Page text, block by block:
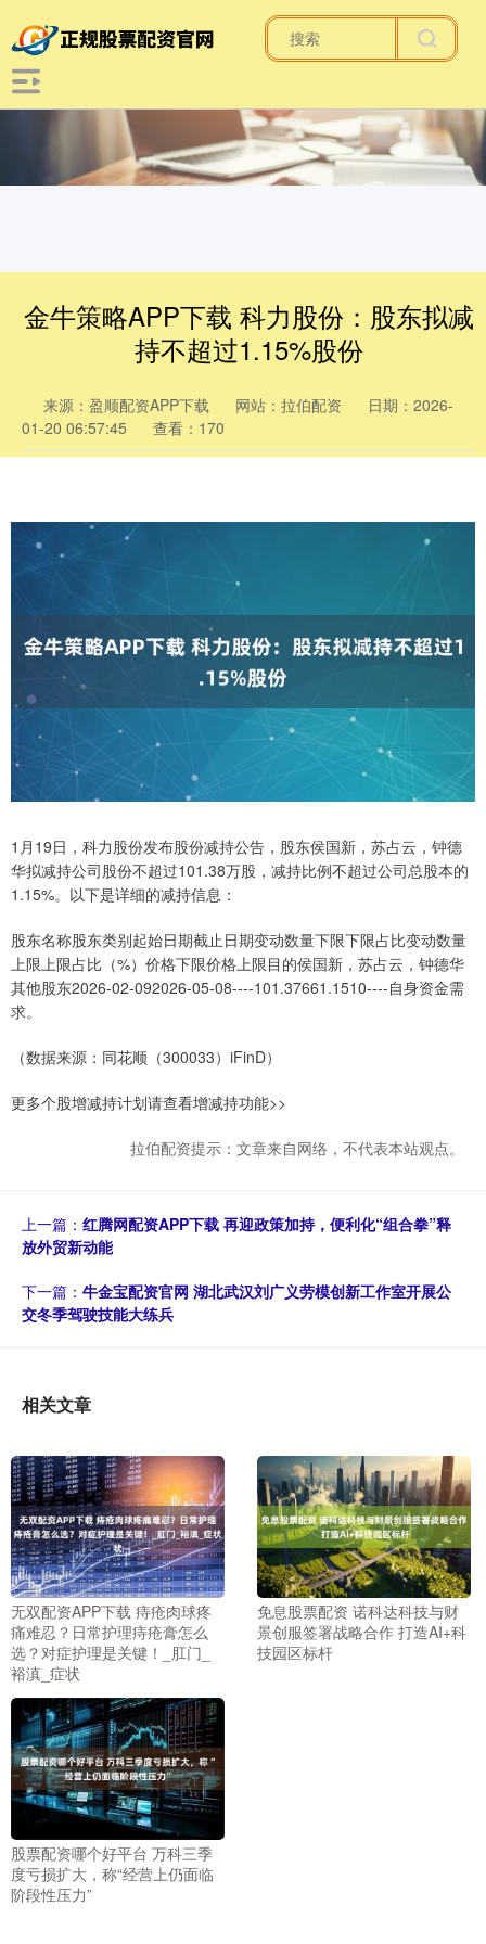
金牛策略APP下载 科力股份：股东拟减
持不超过1.15%股份
来源：盈顺配资APP下载 网站：拉伯配资
日期：2026-
01-20 06:57:45
查看：170
1月19日，科力股份发布股份减持公告，股东侯国新，苏占云，钟德
华拟减持公司股份不超过101.38万股，减持比例不超过公司总股本的
1.15%。以下是详细的减持信息：
股东名称股东类别起始日期截止日期变动数量下限下限占比变动数量
上限上限占比（%）价格下限价格上限目的侯国新，苏占云，钟德华
其他股东2026-02-092026-05-08----101.37661.1510----自身资金需
求。
（数据来源：同花顺（300033）iFinD）
更多个股增减持计划请查看增减持功能>>
拉伯配资提示：文章来自网络，不代表本站观点。
上一篇： 红腾网配资APP下载 再迎政策加持，便利化“组合拳”释
放外贸新动能
下一篇： 牛金宝配资官网 湖北武汉刘广义劳模创新工作室开展公
交冬季驾驶技能大练兵
相关文章
无双配资APP下载 痔疮肉球疼
痛难忍？日常护理痔疮膏怎么
选？对症护理是关键！_肛门_
裕滇_症状
免息股票配资 诺科达科技与财
景创服签署战略合作 打造AI+科
技园区标杆
股票配资哪个好平台 万科三季
度亏损扩大，称“经营上仍面临
阶段性压力”